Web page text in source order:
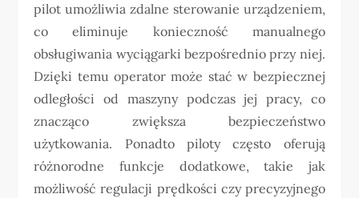
pilot umożliwia zdalne sterowanie urządzeniem,
co eliminuje konieczność manualnego
obsługiwania wyciągarki bezpośrednio przy niej.
Dzięki temu operator może stać w bezpiecznej
odległości od maszyny podczas jej pracy, co
znacząco zwiększa bezpieczeństwo
użytkowania. Ponadto piloty często oferują
różnorodne funkcje dodatkowe, takie jak
możliwość regulacji prędkości czy precyzyjnego